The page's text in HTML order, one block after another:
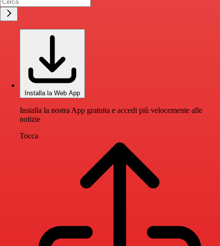
Installa la Web App
Installa la nostra App gratuita e accedi più velocemente alle
notizie
Tocca